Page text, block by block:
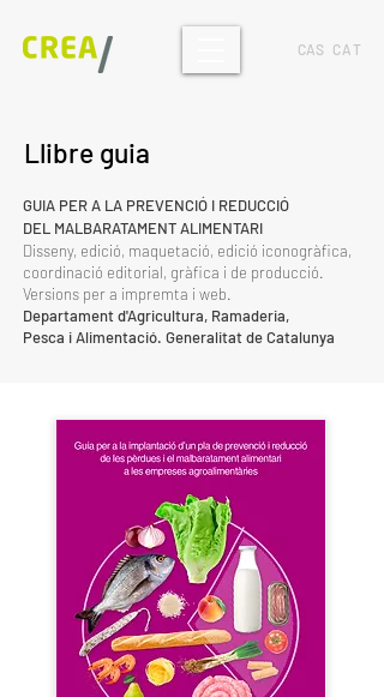
CAS CAT
Llibre guia
GUIA PER A LA PREVENCIÓ I REDUCCIÓ
DEL MALBARATAMENT ALIMENTARI
Disseny, edició, maquetació, edició iconogràfica,
coordinació editorial, gràfica i de producció.
Versions per a impremta i web.
Departament d'Agricultura, Ramaderia,
Pesca i Alimentació. Generalitat de Catalunya